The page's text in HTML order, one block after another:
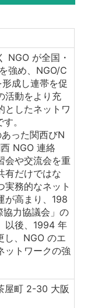
NGO が全国・
強め、NGO/C
成し連帯を促
活動をより充
としたネットワ
。
った関西びN
NGO 連絡
会や交流会を重
有だけではな
実務的なネット
が高まり、198
力協議会」の
以後、1994 年
し、NGO のエ
ットワークの強
屋町 2-30 大阪